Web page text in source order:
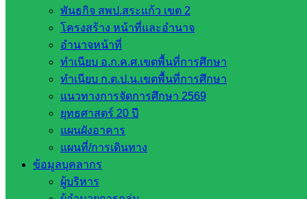
พันธกิจ สพป.สระแก้ว เขต 2
โครงสร้าง หน้าที่และอำนาจ
อำนาจหน้าที่
ทำเนียบ อ.ก.ค.ศ.เขตพื้นที่การศึกษา
ทำเนียบ ก.ต.ป.น.เขตพื้นที่การศึกษา
แนวทางการจัดการศึกษา 2569
ยุทธศาสตร์ 20 ปี
แผนผังอาคาร
แผนที่/การเดินทาง
ข้อมูลบุคลากร
ผู้บริหาร
พฤษภาคม 19, 2023มิถุนายน 26, 2023